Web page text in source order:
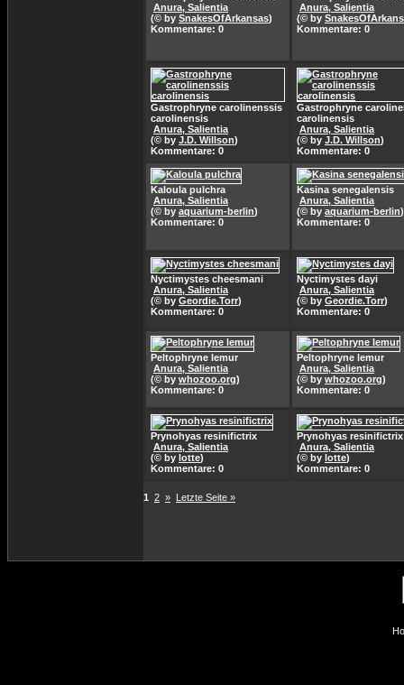
Anura, Salientia
(© by SnakesOfArkansas)
Kommentare: 0
Anura, Salientia
(© by
Kommentare: 0
Gastrophryne carolinenssis
carolinensis
Anura, Salientia
(© by J.D. Willson)
Kommentare: 0
Gastrophryne
carolinensis
Anura, Salientia
(© by J.D. Willson)
Kommentare: 0
Kaloula pulchra
Anura, Salientia
(© by aquarium-berlin)
Kommentare: 0
Kasina senegalensis
Anura, Salientia
(© by aquarium-berlin)
Kommentare: 0
Nyctimystes cheesmani
Anura, Salientia
(© by Geordie.Torr)
Kommentare: 0
Nyctimystes dayi
Anura, Salientia
(© by Geordie.Torr)
Kommentare: 0
Peltophryne lemur
Anura, Salientia
(© by whozoo.org)
Kommentare: 0
Peltophryne lemur
Anura, Salientia
(© by whozoo.org)
Kommentare: 0
Prynohyas resinifictrix
Anura, Salientia
(© by lotte)
Kommentare: 0
Prynohyas resinifictrix
Anura, Salientia
(© by lotte)
Kommentare: 0
1 2 » Letzte Seite »